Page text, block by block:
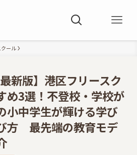
ール
最新版】港区フリースク
め3選！不登校・学校が
小中学生が輝ける学び
方 最先端の教育モデ